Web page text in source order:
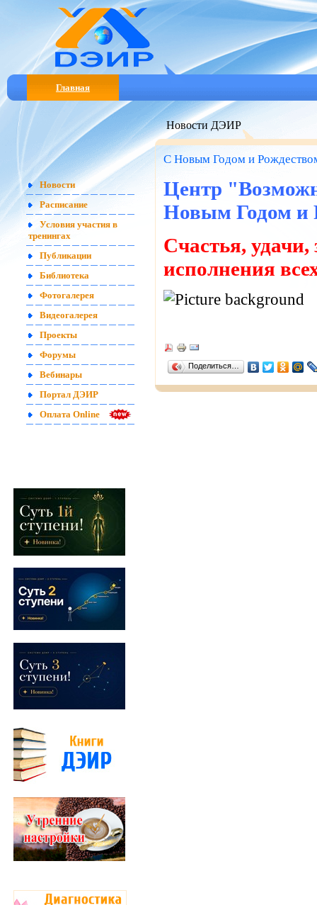
Главная
Новости
Расписание
Условия участия в
тренингах
Публикации
Библиотека
Фотогалерея
Видеогалерея
Проекты
Форумы
Вебинары
Портал ДЭИР
Оплата Online
Новости ДЭИР
С Новым Годом и
Центр
Новым Годом и
Счастья, удачи,
исполнения
Поделиться…